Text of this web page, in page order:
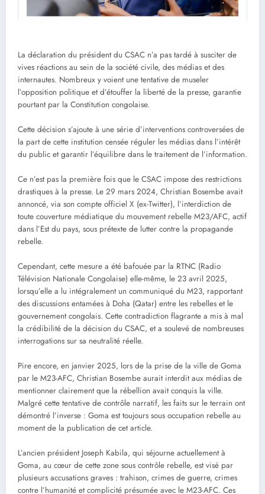
La déclaration du président du CSAC n’a pas tardé à susciter de
vives réactions au sein de la société civile, des médias et des
internautes. Nombreux y voient une tentative de museler
l’opposition politique et d’étouffer la liberté de la presse, garantie
pourtant par la Constitution congolaise.
Cette décision s’ajoute à une série d’interventions controversées de
la part de cette institution censée réguler les médias dans l’intérêt
du public et garantir l’équilibre dans le traitement de l’information.
Ce n’est pas la première fois que le CSAC impose des restrictions
drastiques à la presse. Le 29 mars 2024, Christian Bosembe avait
annoncé, via son compte officiel X (ex-Twitter), l’interdiction de
toute couverture médiatique du mouvement rebelle M23/AFC, actif
dans l’Est du pays, sous prétexte de lutter contre la propagande
rebelle.
Cependant, cette mesure a été bafouée par la RTNC (Radio
Télévision Nationale Congolaise) elle-même, le 23 avril 2025,
lorsqu’elle a lu intégralement un communiqué du M23, rapportant
des discussions entamées à Doha (Qatar) entre les rebelles et le
gouvernement congolais. Cette contradiction flagrante a mis à mal
la crédibilité de la décision du CSAC, et a soulevé de nombreuses
interrogations sur sa neutralité réelle.
Pire encore, en janvier 2025, lors de la prise de la ville de Goma
par le M23-AFC, Christian Bosembe aurait interdit aux médias de
mentionner clairement que la rébellion avait conquis la ville.
Malgré cette tentative de contrôle narratif, les faits sur le terrain ont
démontré l’inverse : Goma est toujours sous occupation rebelle au
moment de la publication de cet article.
L’ancien président Joseph Kabila, qui séjourne actuellement à
Goma, au cœur de cette zone sous contrôle rebelle, est visé par
plusieurs accusations graves : trahison, crimes de guerre, crimes
contre l’humanité et complicité présumée avec le M23-AFC. Ces